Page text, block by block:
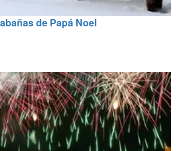
de Papá Noel